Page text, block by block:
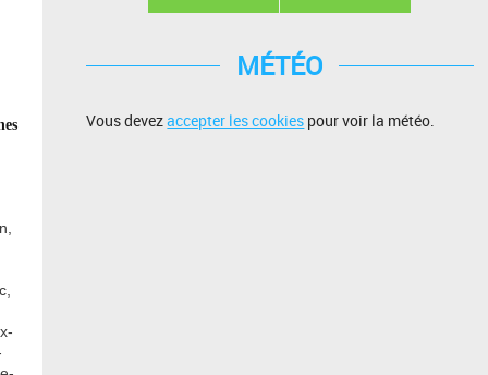
MÉTÉO
Vous devezaccepter les cookies pour voir la météo.